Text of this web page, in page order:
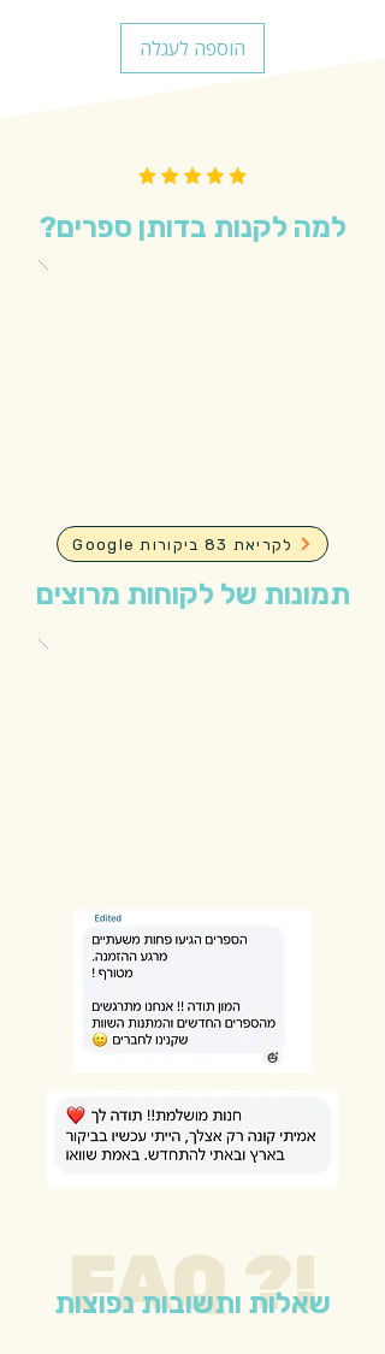
הוספה לעגלה
למה לקנות בדותן ספרים?
Google לקריאת 83 ביקורות
תמונות של לקוחות מרוצים
FAQ ?!
שאלות ותשובות נפוצות